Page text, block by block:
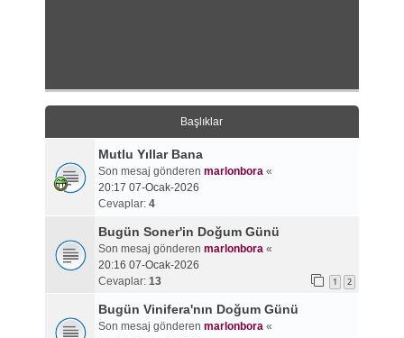
Başlıklar
Mutlu Yıllar Bana
Son mesaj gönderen marlonbora«
20:17 07-Ocak-2026
Cevaplar: 4
Bugün Soner'in Doğum Günü
Son mesaj gönderen marlonbora«
20:16 07-Ocak-2026
Cevaplar: 13 1 2
Bugün Vinifera'nın Doğum Günü
Son mesaj gönderen marlonbora«